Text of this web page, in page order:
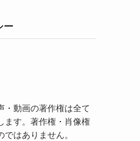
ー
・動画の著作権は全て
ます。著作権・肖像権
はありません。